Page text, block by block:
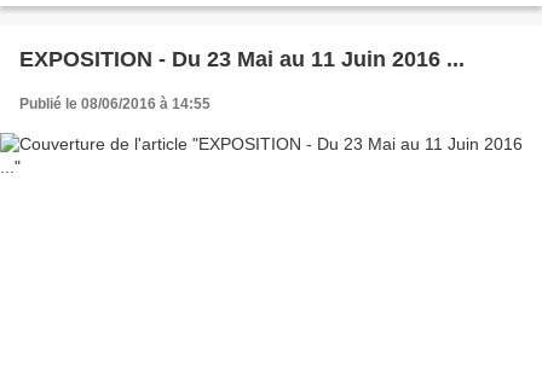
EXPOSITION - Du 23 Mai au 11 Juin 2016 ...
Publié le 08/06/2016 à 14:55